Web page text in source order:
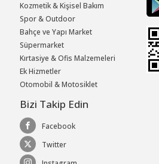
Kozmetik & Kişisel Bakım
Spor & Outdoor
Bahçe ve Yapı Market
Süpermarket
Kırtasiye & Ofis Malzemeleri
Ek Hizmetler
Otomobil & Motosiklet
Bizi Takip Edin
Facebook
Twitter